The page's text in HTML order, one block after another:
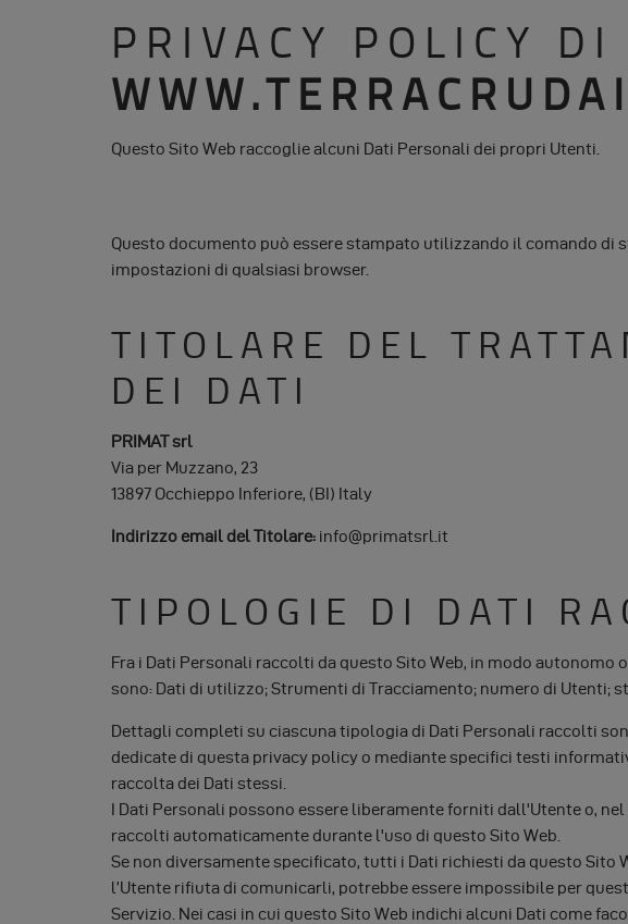
PRIVACY POLICY DI
Questo Sito Web raccoglie alcuni Dati Personali dei propri Utenti.
Questo documento può essere stampato utilizzando il comando di
impostazioni di qualsiasi browser.
TITOLARE DEL
DEI DATI
PRIMAT srl
Via per Muzzano, 23
13897 Occhieppo Inferiore, (BI) Italy
Indirizzo email del Titolare: info@primatsrl.it
TIPOLOGIE DI DATI
Fra i Dati Personali raccolti da questo Sito Web, in modo autonomo
sono: Dati di utilizzo; Strumenti di Tracciamento; numero di Utenti;
Dettagli completi su ciascuna tipologia di Dati Personali raccolti
dedicate di questa privacy policy o mediante specifici testi
raccolta dei Dati stessi.
I Dati Personali possono essere liberamente forniti dall'Utente o,
raccolti automaticamente durante l'uso di questo Sito Web.
Se non diversamente specificato, tutti i Dati richiesti da questo Sito
l’Utente rifiuta di comunicarli, potrebbe essere impossibile per
Servizio. Nei casi in cui questo Sito Web indichi alcuni Dati come